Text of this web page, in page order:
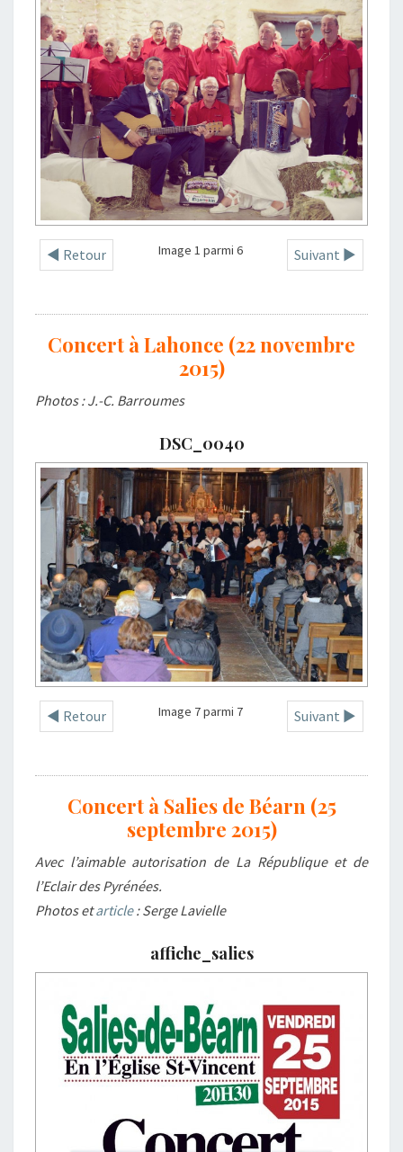
◄ Retour Suivant ►
Image 1 parmi 6
Concert à Lahonce (22 novembre
2015)
Photos : J.-C. Barroumes
DSC_0040
◄ Retour Suivant ►
Image 7 parmi 7
Concert à Salies de Béarn (25
septembre 2015)
Avec l’aimable autorisation de La République et de
l’Eclair des Pyrénées.
Photos etarticle: Serge Lavielle
affiche_salies